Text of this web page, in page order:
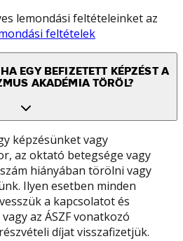
lemondási feltételeinket az
feltételek
EGY BEFIZETETT KÉPZÉST A
AKADÉMIA TÖRÖL?
képzésünket vagy
az oktató betegsége vagy
hiányában törölni vagy
Ilyen esetben minden
a kapcsolatot és
az ÁSZF vonatkozó
díjat visszafizetjük.